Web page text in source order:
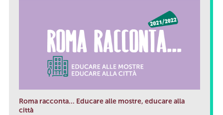
Roma racconta... Educare alle mostre, educare alla
città